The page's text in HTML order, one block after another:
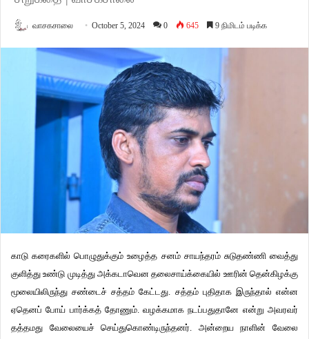
வாசகசாலை October 5, 2024 0 645 9 நிமிடம் படிக்க
காடு கரைகளில் பொழுதுக்கும் உழைத்த சனம் சாயந்தரம் சுடுதண்ணி வைத்து
குளித்து உண்டு முடித்து அக்கடாவென தலைசாய்க்கையில் ஊரின் தென்கிழக்கு
மூலையிலிருந்து சண்டைச் சத்தம் கேட்டது. சத்தம் புதிதாக இருந்தால் என்ன
ஏதெனப் போய் பார்க்கத் தோணும். வழக்கமாக நடப்பதுதானே என்று அவரவர்
தத்தமது வேலையைச் செய்துகொண்டிருந்தனர். அன்றைய நாளின் வேலை